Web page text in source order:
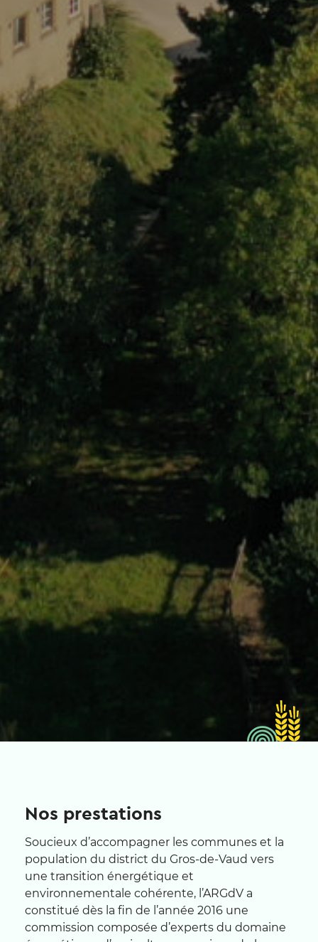
Nos prestations
Soucieux d’accompagner les communes et la
population du district du Gros-de-Vaud vers
une transition énergétique et
environnementale cohérente, l’ARGdV a
constitué dès la fin de l’année 2016 une
commission composée d’experts du domaine